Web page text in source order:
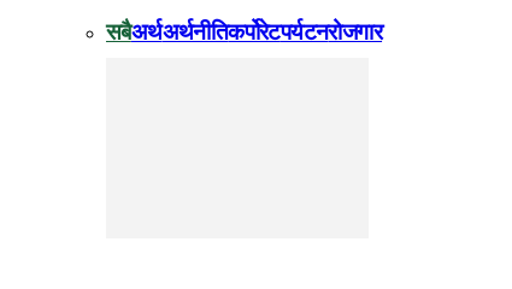
सबैअर्थअर्थनीतिकर्पोरेटपर्यटनरोजगार